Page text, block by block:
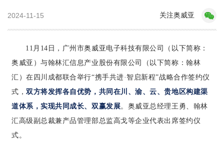
2024-11-15 关注奥威亚
11月14日，广州市奥威亚电子科技有限公司（以下简称：
奥威亚）与翰林汇信息产业股份有限公司（以下简称：翰林
汇）在四川成都联合举行“携手共进·智启新程”战略合作签约仪
式，双方将发挥各自优势，共同在川、渝、云、贵地区构建渠
道体系，实现共同成长、双赢发展。奥威亚总经理王勇、翰林
汇高级副总裁兼产品管理部总监高戈等企业代表出席签约仪
式。